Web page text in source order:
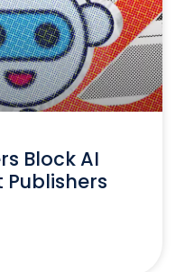
Block AI
Publishers